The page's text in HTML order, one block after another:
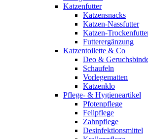
Katzenfutter
Katzensnacks
Katzen-Nassfutter
Katzen-
Futterergänzung
Katzentoilette & Co
Deo &
Schaufeln
Vorlegematten
Katzenklo
Pflege- & Hygieneartikel
Pfotenpflege
Fellpflege
Zahnpflege
Desinfektionsmittel